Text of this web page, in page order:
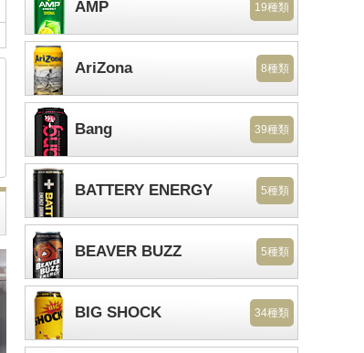
AMP 19種類
AriZona 8種類
Bang 39種類
BATTERY ENERGY 5種類
BEAVER BUZZ 5種類
BIG SHOCK 34種類